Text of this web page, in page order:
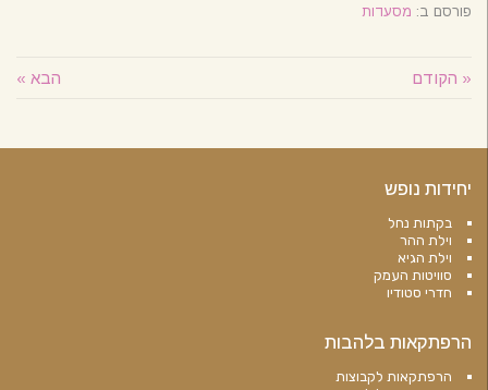
פורסם ב: מסעדות
« הקודם הבא »
יחידות נופש
בקתות נחל
וילת ההר
וילת הגיא
סוויטות העמק
חדרי סטודיו
הרפתקאות בלהבות
הרפתקאות לקבוצות